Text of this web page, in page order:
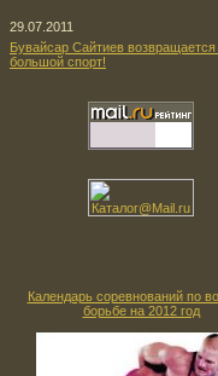
29.07.2011
Бувайсар Сайтиев возвращается
большой спорт!
Календарь соревнований по
борьбе на 2012 год